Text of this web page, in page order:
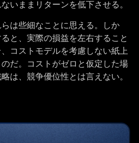
いままリターンを低下させる。
は些細なことに思える。しか
と、実際の損益を左右すること
コストモデルを考慮しない紙上
だ。コストがゼロと仮定した場
は、競争優位性とは言えない。